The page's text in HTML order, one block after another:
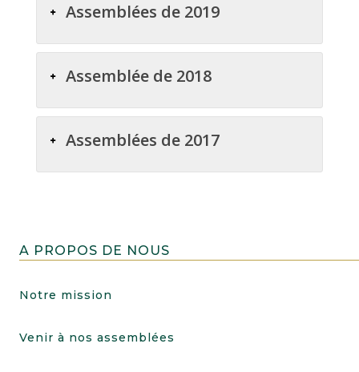
Assemblées de 2019
Assemblée de 2018
Assemblées de 2017
A PROPOS DE NOUS
Notre mission
Venir à nos assemblées